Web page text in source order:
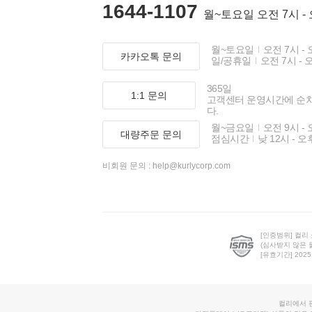
1644-1107 월~토요일 오전 7시 -
카카오톡 문의
월~토요일
오전 7시 -
일/공휴일
오전 7시 -
1:1 문의
365일
고객센터 운영시간에 순
다.
대량주문 문의
월~금요일
오전 9시 -
점심시간
낮 12시 - 오
비회원 문의 : help@kurlycorp.com
[인증범위] 컬리
(심사받지 않은
[유효기간]
컬리에서